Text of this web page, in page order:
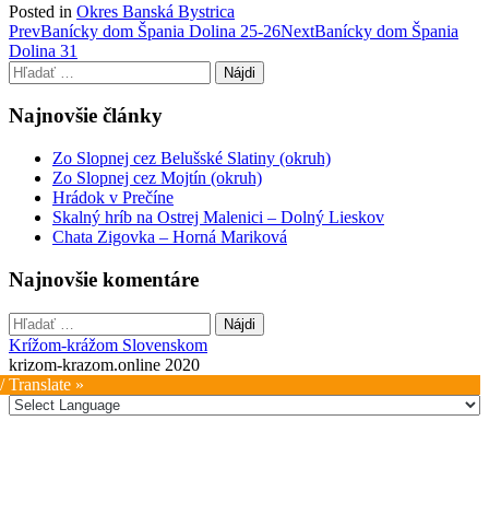
Posted in Okres Banská Bystrica
Post
navigation
PrevBanícky dom Špania Dolina 25-26NextBanícky dom Špania
Dolina 31
Hľadať:
Najnovšie články
Zo Slopnej cez Belušské Slatiny (okruh)
Zo Slopnej cez Mojtín (okruh)
Hrádok v Prečíne
Skalný hríb na Ostrej Malenici – Dolný Lieskov
Chata Zigovka – Horná Mariková
Najnovšie komentáre
Hľadať:
Krížom-krážom Slovenskom
krizom-krazom.online 2020
Translate »